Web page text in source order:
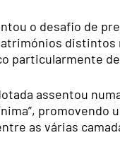
o desafio de
distintos
particularmente
assentou
promovendo
as várias